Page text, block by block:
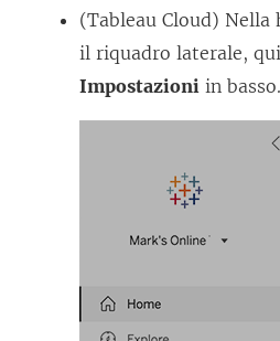
(Tableau Cloud) Nella
il riquadro laterale,
Impostazioni in basso.